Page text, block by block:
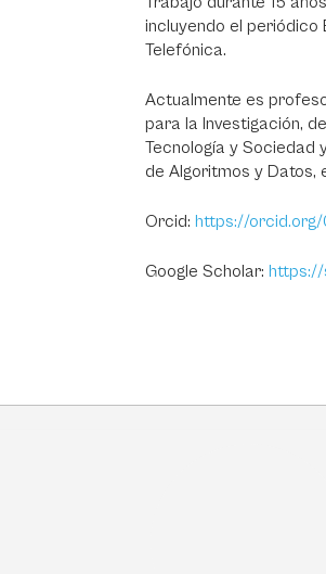
incluyendo el periódico
Telefónica.
Actualmente es
para la Investigación,
Tecnología y Sociedad
de Algoritmos y Datos,
Orcid: https://orcid.org/
Google Scholar: https://